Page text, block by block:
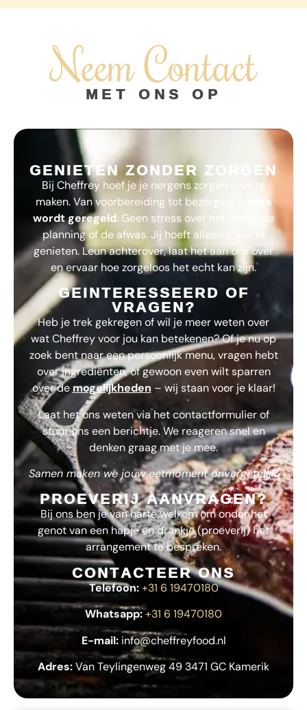
Neem Contact
MET ONS OP
GENIETEN ZONDER ZORGEN
Bij Cheffrey hoef je je nergens zorgen over te
maken. Van voorbereiding tot bezorging –
alles
wordt geregeld. Geen stress over het menu, de
planning of de afwas. Jij hoeft alleen maar te
genieten. Leun achterover, laat het aan ons over
en ervaar hoe zorgeloos het echt kan zijn.
GEINTERESSEERD OF
VRAGEN?
Heb je trek gekregen of wil je meer weten over
watCheffreyvoor jou kan betekenen? Of je nu op
zoek bent naar een persoonlijk menu, vragen hebt
over ingrediënten, of gewoon even wilt sparren
over demogelijkheden – wij staan voor je klaar!
Laat het ons weten via het contactformulier of
stuur ons een berichtje. We reageren snel en
denken graag met je mee.
Samen maken we jouw eetmoment onvergetelijk.
PROEVERIJ AANVRAGEN?
Bij ons ben je van harte welkom om onder het
genot van een hapje en drankje (proeverij) het
arrangement te bespreken.
CONTACTEER ONS
Telefoon: +31 6 19470180
Whatsapp:+31 6 19470180
E-mail: info@cheffreyfood.nl
Adres:Van Teylingenweg 49 3471 GC Kamerik